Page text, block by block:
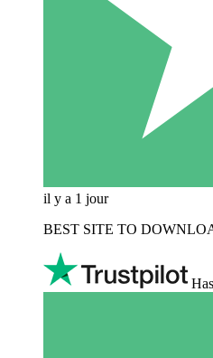
il y a 1 jour
BEST SITE TO